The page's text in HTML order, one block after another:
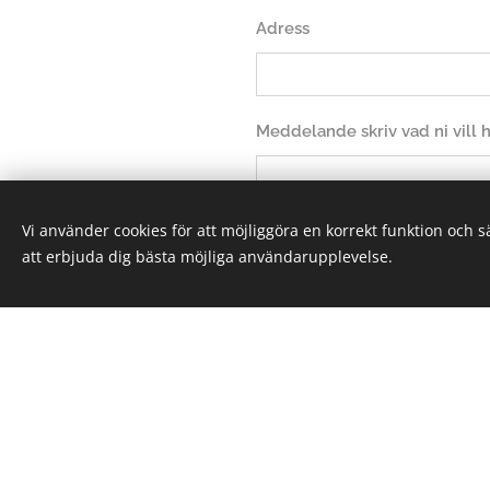
Adress
Meddelande skriv vad ni vill
Vi använder cookies för att möjliggöra en korrekt funktion och
att erbjuda dig bästa möjliga användarupplevelse.